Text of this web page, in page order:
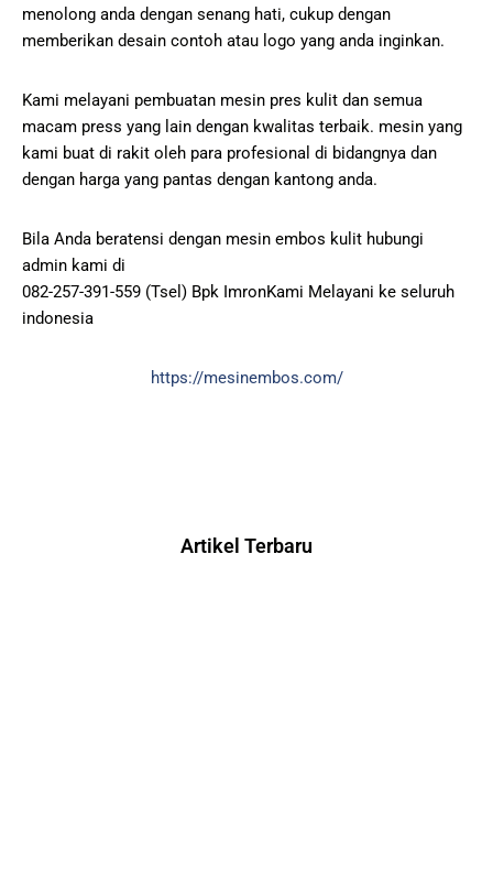
menolong anda dengan senang hati, cukup dengan
memberikan desain contoh atau logo yang anda inginkan.
Kami melayani pembuatan mesin pres kulit dan semua
macam press yang lain dengan kwalitas terbaik. mesin yang
kami buat di rakit oleh para profesional di bidangnya dan
dengan harga yang pantas dengan kantong anda.
Bila Anda beratensi dengan mesin embos kulit hubungi
admin kami di
082-257-391-559 (Tsel) Bpk ImronKami Melayani ke seluruh
indonesia
https://mesinembos.com/
Artikel Terbaru